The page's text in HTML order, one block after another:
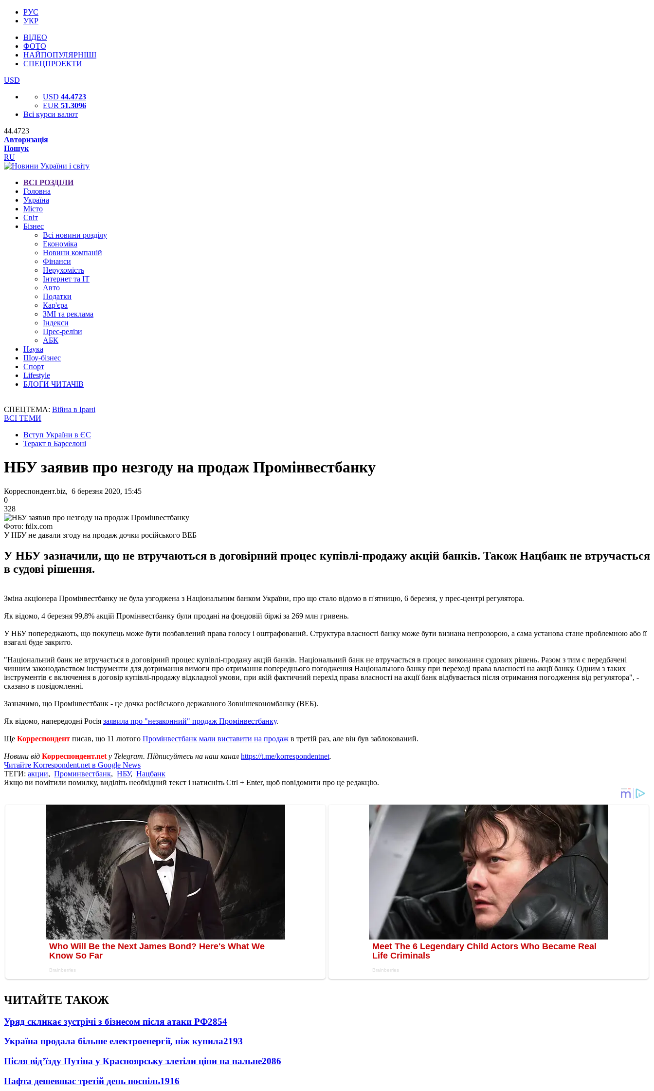
РУС
УКР
ВІДЕО
ФОТО
НАЙПОПУЛЯРНІШІ
СПЕЦПРОЕКТИ
USD
USD 44.4723
EUR 51.3096
Всі курси валют
44.4723
Авторизація
Пошук
RU
ВСІ РОЗДІЛИ
Головна
Україна
Місто
Світ
Бізнес
Всі новини розділу
Економіка
Новини компаній
Фінанси
Нерухомість
Інтернет та IT
Авто
Податки
Кар'єра
ЗМІ та реклама
Індекси
Прес-релізи
АБК
Наука
Шоу-бізнес
Спорт
Lifestyle
БЛОГИ ЧИТАЧІВ
СПЕЦТЕМА: Війна в Ірані
ВСІ ТЕМИ
Вступ України в ЄС
Теракт в Барселоні
НБУ заявив про незгоду на продаж Промінвестбанку
Корреспондент.biz, 6 березня 2020, 15:45
0
328
Фото: fdlx.com
У НБУ не давали згоду на продаж дочки російського ВЕБ
У НБУ зазначили, що не втручаються в договірний процес купівлі-продажу акцій банків. Також Нацбанк не втручається
в судові рішення.
Зміна акціонера Промінвестбанку не була узгоджена з Національним банком України, про що стало відомо в п'ятницю, 6 березня, у прес-центрі регулятора.
Як відомо, 4 березня 99,8% акцій Промінвестбанку були продані на фондовій біржі за 269 млн гривень.
У НБУ попереджають, що покупець може бути позбавлений права голосу і оштрафований. Структура власності банку може бути визнана непрозорою, а сама установа стане проблемною або її
взагалі буде закрито.
"Національний банк не втручається в договірний процес купівлі-продажу акцій банків. Національний банк не втручається в процес виконання судових рішень. Разом з тим є передбачені
чинним законодавством інструменти для дотримання вимоги про отримання попереднього погодження Національного банку при переході права власності на акції банку. Одним з таких
інструментів є включення в договір купівлі-продажу відкладної умови, при якій фактичний перехід права власності на акції банк відбувається після отримання погодження від регулятора", -
сказано в повідомленні.
Зазначимо, що Промінвестбанк - це дочка російського державного Зовнішекономбанку (ВЕБ).
Як відомо, напередодні Росія заявила про "незаконний" продаж Промінвестбанку.
Ще Корреспондент писав, що 11 лютого Промінвестбанк мали виставити на продаж в третій раз, але він був заблокований.
Новини від Корреспондент.net у Telegram. Підписуйтесь на наш канал https://t.me/korrespondentnet.
Читайте Korrespondent.net в Google News
ТЕГИ: акции, Проминвестбанк, НБУ, Нацбанк
Якщо ви помітили помилку, виділіть необхідний текст і натисніть Ctrl + Enter, щоб повідомити про це редакцію.
ЧИТАЙТЕ ТАКОЖ
Уряд скликає зустрічі з бізнесом після атаки РФ2854
Україна продала більше електроенергії, ніж купила2193
Після від’їзду Путіна у Красноярську злетіли ціни на пальне2086
Нафта дешевшає третій день поспіль1916